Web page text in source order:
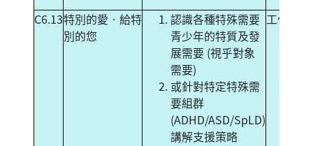
C6.13特別的愛‧給特
別的您
認識各種特殊需要
青少年的特質及發
展需要 (視乎對象
需要)
或針對特定特殊需
要組群
(ADHD/ASD/SpLD)
講解支援策略
工作坊